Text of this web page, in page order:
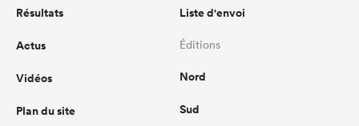
Résultats
Actus
Vidéos
Plan du site
Liste d'envoi
Éditions
Nord
Sud